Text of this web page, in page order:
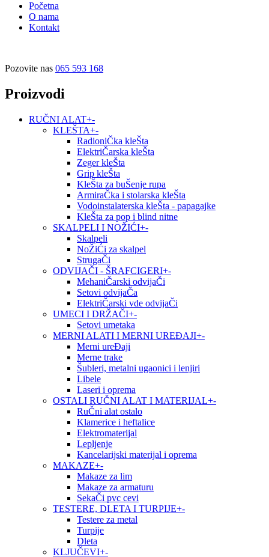
Početna
O nama
Kontakt
Pozovite nas 065 593 168
Proizvodi
RUČNI ALAT+-
KLEŠTA+-
RadioniČka kleŠta
ElektriČarska kleŠta
Zeger kleŠta
Grip kleŠta
KleŠta za buŠenje rupa
ArmiraČka i stolarska kleŠta
Vodoinstalaterska kleŠta - papagajke
KleŠta za pop i blind nitne
SKALPELI I NOŽIĆI+-
Skalpeli
NoŽiĆi za skalpel
StrugaČi
ODVIJAČI - ŠRAFCIGERI+-
MehaniČarski odvijaČi
Setovi odvijaČa
ElektriČarski vde odvijaČi
UMECI I DRŽAČI+-
Setovi umetaka
MERNI ALATI I MERNI UREĐAJI+-
Merni ureĐaji
Merne trake
Šubleri, metalni ugaonici i lenjiri
Libele
Laseri i oprema
OSTALI RUČNI ALAT I MATERIJAL+-
RuČni alat ostalo
Klamerice i heftalice
Elektromaterijal
Lepljenje
Kancelarijski materijal i oprema
MAKAZE+-
Makaze za lim
Makaze za armaturu
SekaČi pvc cevi
TESTERE, DLETA I TURPIJE+-
Testere za metal
Turpije
Dleta
KLJUČEVI+-